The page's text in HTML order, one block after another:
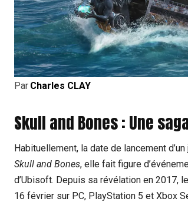
Par Charles CLAY
Skull and Bones : Une
Habituellement, la date de lancement
Skull and Bones, elle fait figure
d’Ubisoft. Depuis sa révélation en 2017,
16 février sur PC, PlayStation 5 et Xbox